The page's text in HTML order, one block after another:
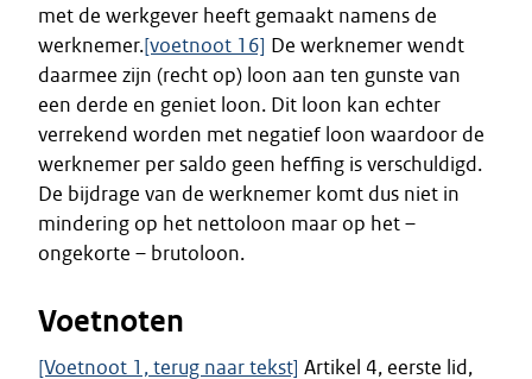
met de werkgever heeft gemaakt namens de
werknemer.[voetnoot 16] De werknemer wendt
daarmee zijn (recht op) loon aan ten gunste van
een derde en geniet loon. Dit loon kan echter
verrekend worden met negatief loon waardoor de
werknemer per saldo geen heffing is verschuldigd.
De bijdrage van de werknemer komt dus niet in
mindering op het nettoloon maar op het –
ongekorte – brutoloon.
Voetnoten
[Voetnoot 1, terug naar tekst] Artikel 4, eerste lid,